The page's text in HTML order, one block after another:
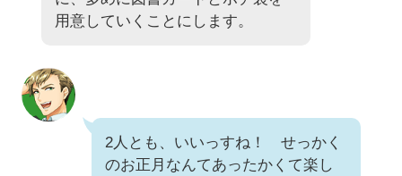
用意していくことにします。
2人とも、いいっすね！ せっかく
のお正月なんてあったかくて楽し